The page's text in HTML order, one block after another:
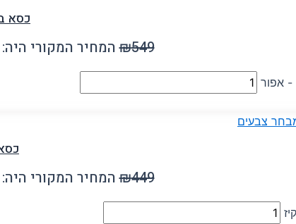
כסא בר
₪549 המחיר המקורי היה:
כסא בר
₪449 המחיר המקורי היה: